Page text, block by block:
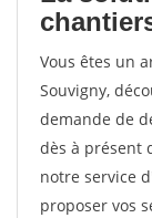
Vous êtes un
Souvigny,
demande de
dès à présent
notre service
proposer vos